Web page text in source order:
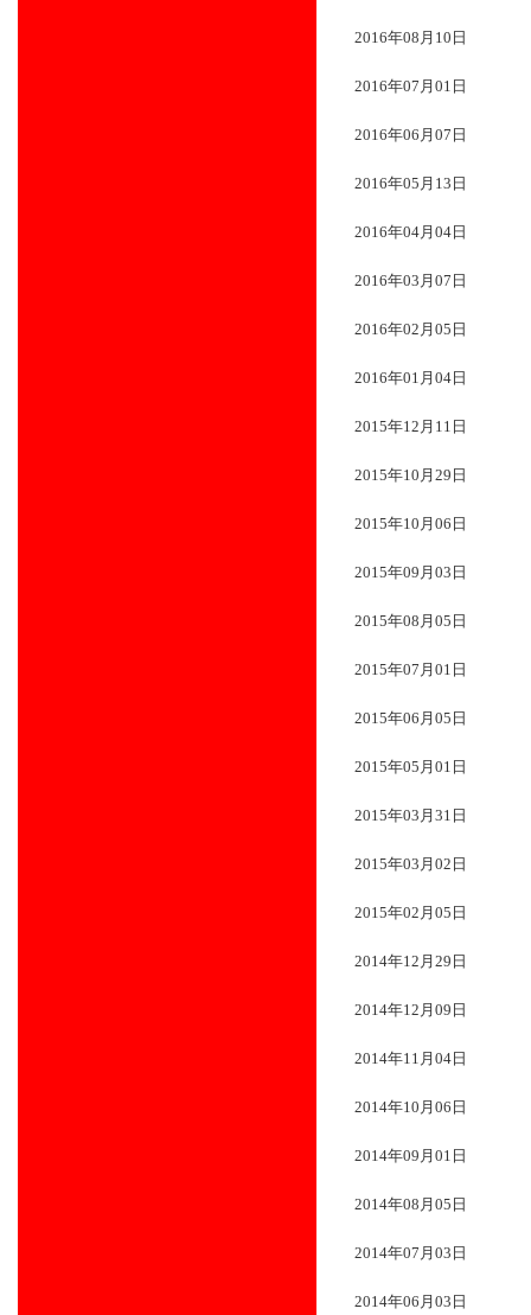
2016年08月10日
2016年07月01日
2016年06月07日
2016年05月13日
2016年04月04日
2016年03月07日
2016年02月05日
2016年01月04日
2015年12月11日
2015年10月29日
2015年10月06日
2015年09月03日
2015年08月05日
2015年07月01日
2015年06月05日
2015年05月01日
2015年03月31日
2015年03月02日
2015年02月05日
2014年12月29日
2014年12月09日
2014年11月04日
2014年10月06日
2014年09月01日
2014年08月05日
2014年07月03日
2014年06月03日